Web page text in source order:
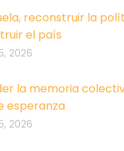
reconstruir la
el país
2026
la memoria
esperanza
2026